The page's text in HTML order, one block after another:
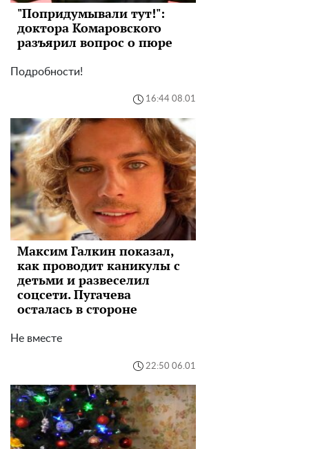
"Попридумывали тут!":
доктора Комаровского
разъярил вопрос о пюре
Подробности!
16:44 08.01
Максим Галкин показал,
как проводит каникулы с
детьми и развеселил
соцсети. Пугачева
осталась в стороне
Не вместе
22:50 06.01